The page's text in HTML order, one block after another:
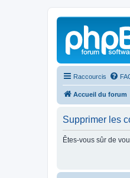
Raccourcis
Accueil du forum
Supprimer les
Êtes-vous sûr de